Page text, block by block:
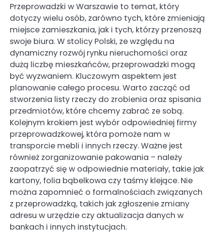
Przeprowadzki w Warszawie to temat, który
dotyczy wielu osób, zarówno tych, które zmieniają
miejsce zamieszkania, jak i tych, którzy przenoszą
swoje biura. W stolicy Polski, ze względu na
dynamiczny rozwój rynku nieruchomości oraz
dużą liczbę mieszkańców, przeprowadzki mogą
być wyzwaniem. Kluczowym aspektem jest
planowanie całego procesu. Warto zacząć od
stworzenia listy rzeczy do zrobienia oraz spisania
przedmiotów, które chcemy zabrać ze sobą.
Kolejnym krokiem jest wybór odpowiedniej firmy
przeprowadzkowej, która pomoże nam w
transporcie mebli i innych rzeczy. Ważne jest
również zorganizowanie pakowania – należy
zaopatrzyć się w odpowiednie materiały, takie jak
kartony, folia bąbelkowa czy taśmy klejące. Nie
można zapomnieć o formalnościach związanych
z przeprowadzką, takich jak zgłoszenie zmiany
adresu w urzędzie czy aktualizacja danych w
bankach i innych instytucjach.